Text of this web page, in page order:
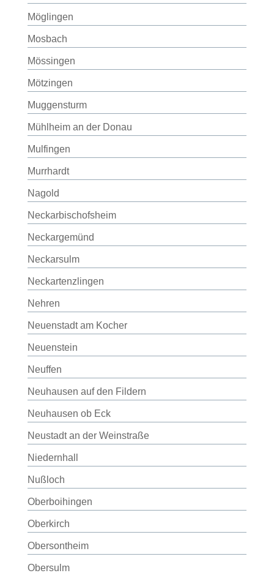
Möglingen
Mosbach
Mössingen
Mötzingen
Muggensturm
Mühlheim an der Donau
Mulfingen
Murrhardt
Nagold
Neckarbischofsheim
Neckargemünd
Neckarsulm
Neckartenzlingen
Nehren
Neuenstadt am Kocher
Neuenstein
Neuffen
Neuhausen auf den Fildern
Neuhausen ob Eck
Neustadt an der Weinstraße
Niedernhall
Nußloch
Oberboihingen
Oberkirch
Obersontheim
Obersulm